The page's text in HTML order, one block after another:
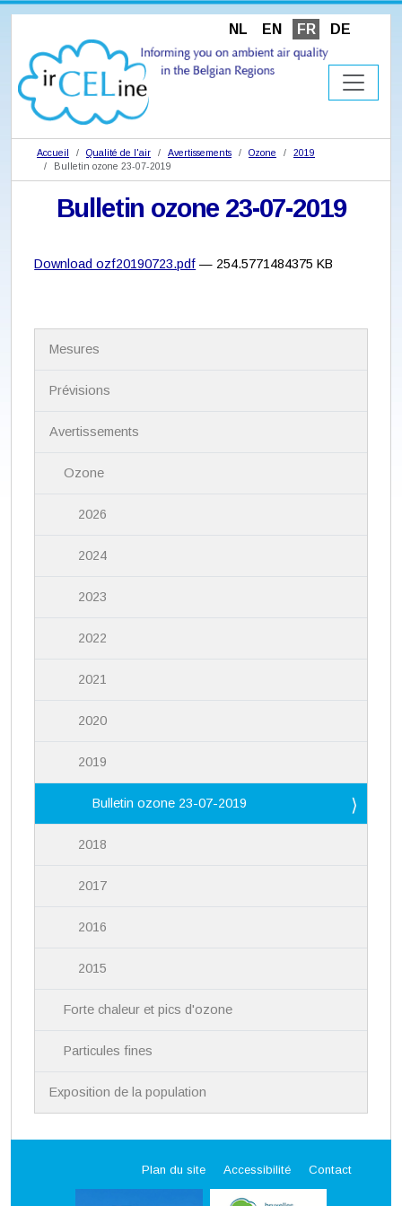
NL EN FR DE
Accueil Qualité de l'air Avertissements Ozone
2019
Bulletin ozone 23-07-2019
Bulletin ozone 23-07-2019
Download ozf20190723.pdf — 254.5771484375 KB
Mesures
Prévisions
Avertissements
Ozone
2026
2024
2023
2022
2021
2020
2019
Bulletin ozone 23-07-2019
2018
2017
2016
2015
Forte chaleur et pics d'ozone
Particules fines
Exposition de la population
Plan du site Accessibilité Contact